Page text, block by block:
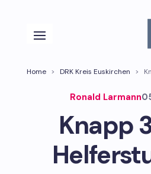
Home > DRK Kreis Euskirchen >
Ronald Larmann
Knapp